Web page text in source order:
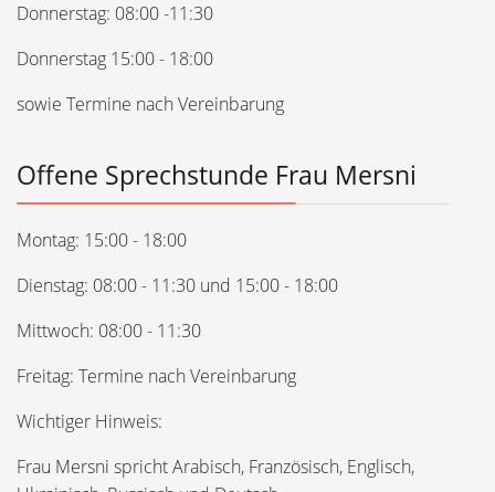
Donnerstag: 08:00 -11:30
Donnerstag 15:00 - 18:00
sowie Termine nach Vereinbarung
Offene Sprechstunde Frau Mersni
Montag: 15:00 - 18:00
Dienstag: 08:00 - 11:30 und 15:00 - 18:00
Mittwoch: 08:00 - 11:30
Freitag: Termine nach Vereinbarung
Wichtiger Hinweis:
Frau Mersni spricht Arabisch, Französisch, Englisch,